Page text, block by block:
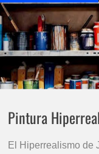
Pintura
El Hiperrealismo de